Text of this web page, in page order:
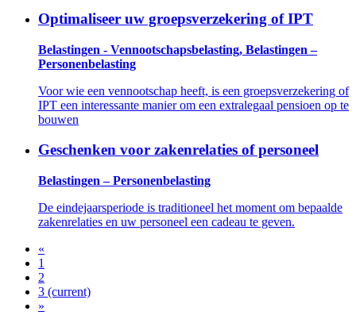
Optimaliseer uw groepsverzekering of IPT
Belastingen - Vennootschapsbelasting, Belastingen –
Personenbelasting
Voor wie een vennootschap heeft, is een groepsverzekering of
IPT een interessante manier om een extralegaal pensioen op te
bouwen
Geschenken voor zakenrelaties of personeel
Belastingen – Personenbelasting
De eindejaarsperiode is traditioneel het moment om bepaalde
zakenrelaties en uw personeel een cadeau te geven.
«
1
2
3 (current)
»